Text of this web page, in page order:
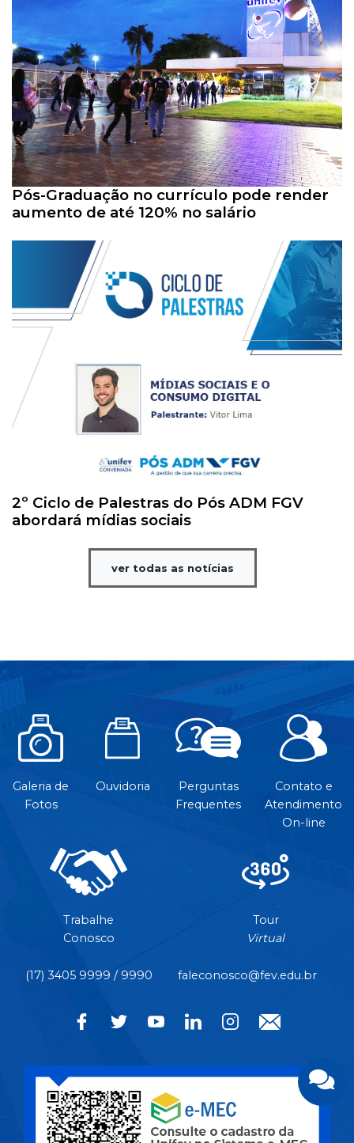
Pós-Graduação no currículo pode render
aumento de até 120% no salário
2º Ciclo de Palestras do Pós ADM FGV
abordará mídias sociais
ver todas as notícias
Galeria de
Fotos
Ouvidoria
Perguntas
Frequentes
Contato e
Atendimento
On-line
Trabalhe
Conosco
Tour
Virtual
(17) 3405 9999 / 9990 faleconosco@fev.edu.br